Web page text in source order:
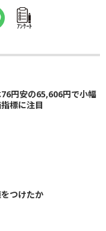
ｱﾝｹｰﾄ
76円安の65,606円で小幅
標に注目
つけたか